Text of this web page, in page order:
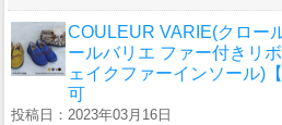
COULEUR VARIE(クロー
ールバリエ ファー付きリ
ェイクファーインソール)
可
投稿日：2023年03月16日